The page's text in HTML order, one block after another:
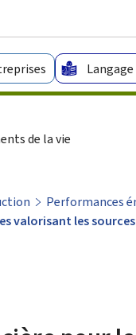
de la vie
Performances
les sources